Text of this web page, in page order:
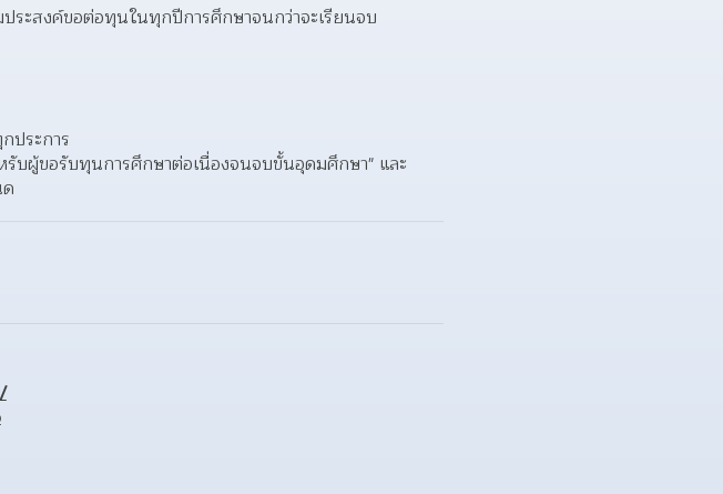
ระสงค์ขอต่อทุนในทุกปีการศึกษาจนกว่าจะเรียนจบ
ประการ
บผู้ขอรับทุนการศึกษาต่อเนื่องจนจบขั้นอุดมศึกษา" และ